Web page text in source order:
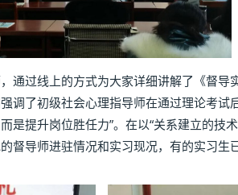
过线上的方式为大家详细讲解了《督导
调了初级社会心理指导师在通过理论考试
提升岗位胜任力”。在以“关系建立的技
督导师进驻情况和实习现况，有的实习